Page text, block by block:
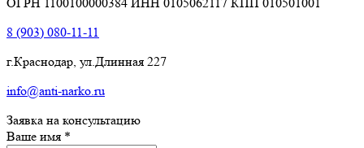
8 (903) 080-11-11
г.Краснодар ул.Длинная 227
info@anti-narko.ru
Заявка на консультацию
Ваше имя *